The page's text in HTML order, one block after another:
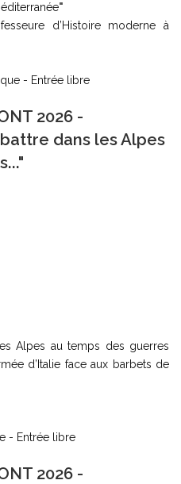
"
d’Histoire moderne à
- Entrée libre
2026 -
dans les Alpes
Alpes au temps des guerres
d’Italie face aux barbets de
- Entrée libre
2026 -